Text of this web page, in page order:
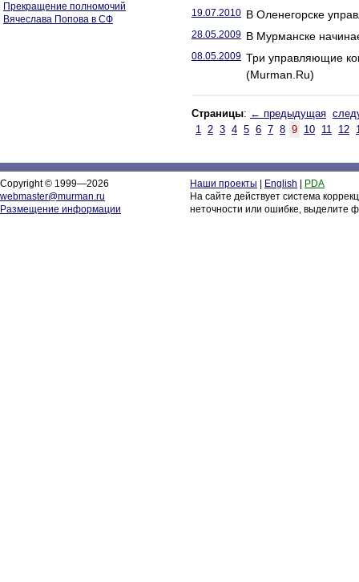
Прекращение полномочий
Вячеслава Попова в СФ
19.07.2010 В Оленегорске
28.05.2009 В Мурманске
08.05.2009 Три управляющие
(Murman.Ru)
Страницы: ← предыдущая
1 2 3 4 5 6 7 8 9 10 11 12
Copyright © 1999—2026
webmaster@murman.ru
Размещение информации
Наши проекты English
PDA
На сайте действует система
неточности или ошибке, выделите